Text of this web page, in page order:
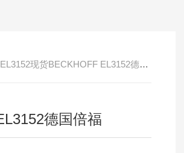
EL3152现货BECKHOFF EL3152德国倍福
德国倍福